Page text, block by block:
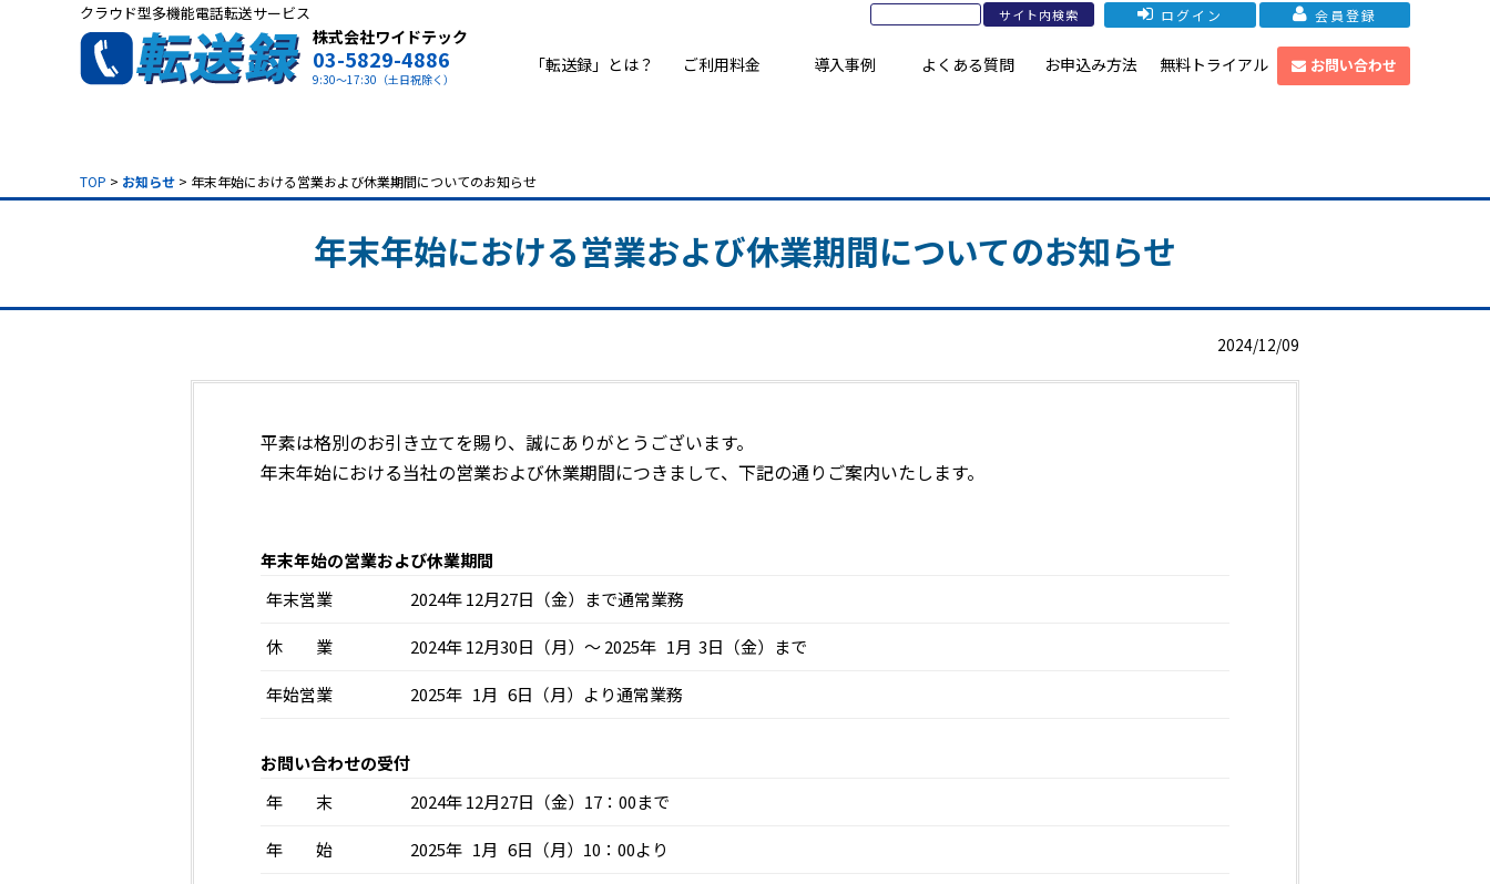
クラウド型多機能電話転送サービス ログイン 会員登録
株式会社ワイドテック
03-5829-4886
9:30～17:30（土日祝除く）
「転送録」とは？ ご利用料金 導入事例 よくある質問 お申込み方法 無料トライアル お問い合わせ
TOP > お知らせ > 年末年始における営業および休業期間についてのお知らせ
年末年始における営業および休業期間についてのお知らせ
2024/12/09
平素は格別のお引き立てを賜り、誠にありがとうございます。
年末年始における当社の営業および休業期間につきまして、下記の通りご案内いたします。
年末年始の営業および休業期間
年末営業
2024年 12月27日（金）まで通常業務
休 業 2024年 12月30日（月）～ 2025年 1月 3日（金）まで
年始営業 2025年 1月 6日（月）より通常業務
お問い合わせの受付
年 末
2024年 12月27日（金）17：00まで
年 始 2025年 1月 6日（月）10：00より